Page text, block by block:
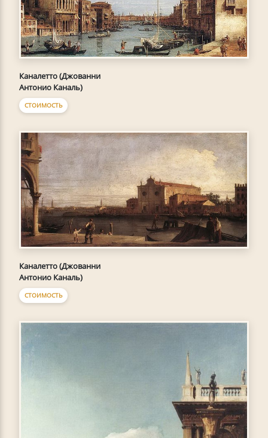
Каналетто (Джованни
Антонио Каналь)
СТОИМОСТЬ
Каналетто (Джованни
Антонио Каналь)
СТОИМОСТЬ